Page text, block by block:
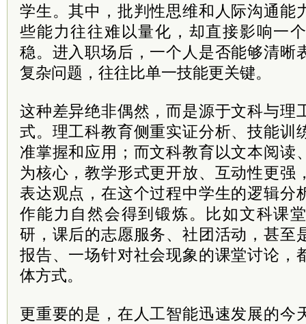
学生。其中，批判性思维和人际沟通能
些能力往往难以量化，却直接影响一
稳。进入职场后，一个人是否能够清晰
复杂问题，往往比单一技能更关键。
这种差异绝非偶然，而是源于文科与理
式。理工科教育侧重实证分析、技能训
准掌握和应用；而文科教育以文本阅读
为核心，教学形式更开放、互动性更强
表达观点，在这个过程中学生的逻辑分
作能力自然会得到锻炼。比如文科课
研，课后的志愿服务、社团活动，甚至
报告、一场针对社会现象的课堂讨论，
体方式。
更重要的是，在人工智能迅速发展的今